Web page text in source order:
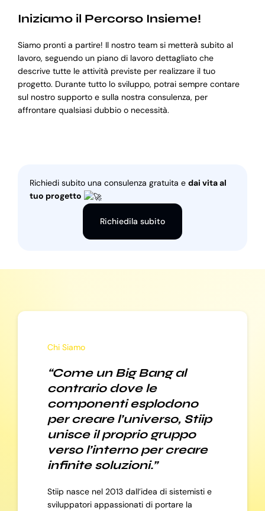
Iniziamo il Percorso Insieme!
Siamo pronti a partire! Il nostro team si metterà subito al
lavoro, seguendo un piano di lavoro dettagliato che
descrive tutte le attività previste per realizzare il tuo
progetto. Durante tutto lo sviluppo, potrai sempre contare
sul nostro supporto e sulla nostra consulenza, per
affrontare qualsiasi dubbio o necessità.
Richiedi subito una consulenza gratuita e dai vita al
tuo progetto
Richiedila subito
Chi Siamo
“Come un Big Bang al
contrario dove le
componenti esplodono
per creare l’universo, Stiip
unisce il proprio gruppo
verso l’interno per creare
infinite soluzioni.”
Stiip nasce nel 2013 dall’idea di sistemisti e
sviluppatori appassionati di portare la